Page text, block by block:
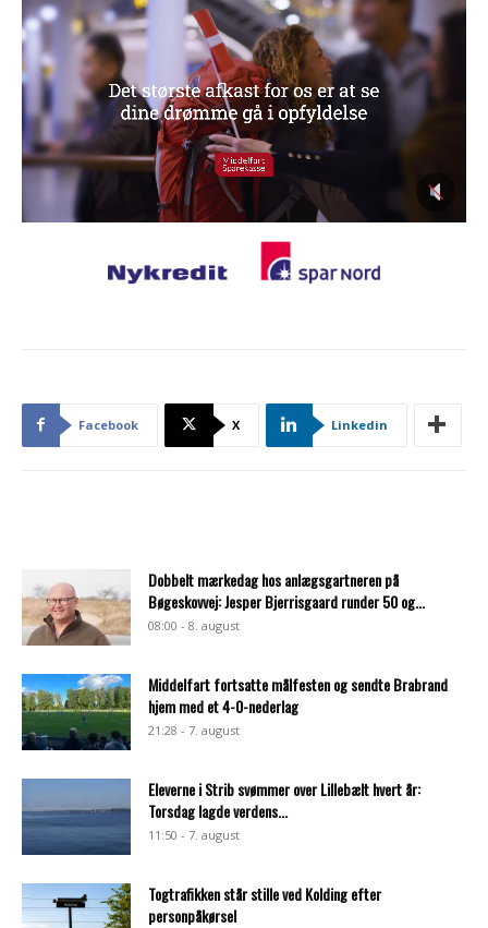
Facebook X Linkedin
Dobbelt mærkedag hos anlægsgartneren på
Bøgeskovvej: Jesper Bjerrisgaard runder 50 og...
08:00 - 8. august
Middelfart fortsatte målfesten og sendte Brabrand
hjem med et 4-0-nederlag
21:28 - 7. august
Eleverne i Strib svømmer over Lillebælt hvert år:
Torsdag lagde verdens...
11:50 - 7. august
Togtrafikken står stille ved Kolding efter
personpåkørsel